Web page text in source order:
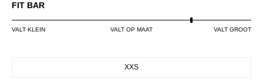
FIT BAR
VALT KLEIN VALT OP MAAT VALT GROOT
XXS